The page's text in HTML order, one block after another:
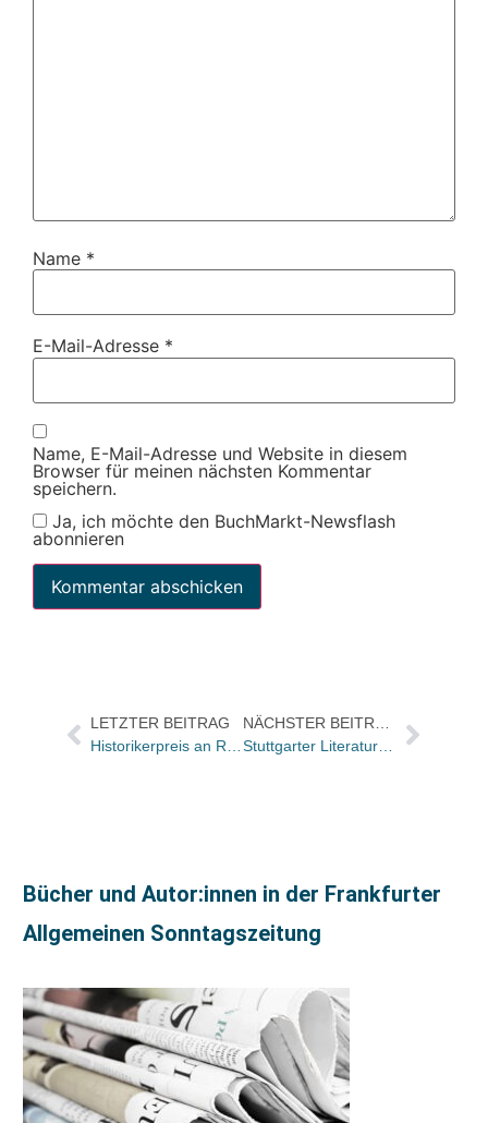
Name *
E-Mail-Adresse *
Name, E-Mail-Adresse und Website in diesem
Browser für meinen nächsten Kommentar
speichern.
Ja, ich möchte den BuchMarkt-Newsflash
abonnieren
LETZTER BEITRAG
Bücher und Autor:innen in der Frankfurter
Allgemeinen Sonntagszeitung